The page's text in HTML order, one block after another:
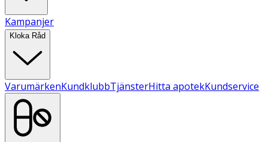
Kampanjer
Kloka Råd
VarumärkenKundklubbTjänsterHitta apotekKundservice